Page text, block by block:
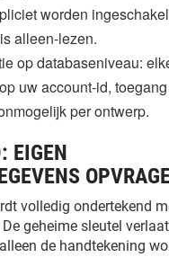
worden
alleen-lezen.
op databaseniveau:
uw account-id,
per ontwerp.
EIGEN
volledig ondertekend
geheime sleutel
de handtekening